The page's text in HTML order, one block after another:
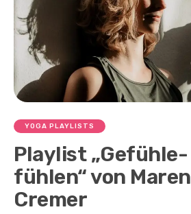
YOGA PLAYLISTS
Playlist „Gefühle-
fühlen“ von Maren
Cremer